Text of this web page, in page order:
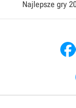
Najlepsze gry